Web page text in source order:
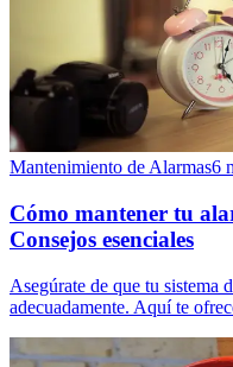
Mantenimiento de Alarmas6
Cómo mantener tu
Consejos esenciales
Asegúrate de que tu sistema
adecuadamente. Aquí te